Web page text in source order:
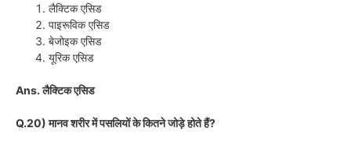
लैक्टिक एसिड
पाइरूविक एसिड
बेजोइक एसिड
यूरिक एसिड
Ans. लैक्टिक एसिड
Q.20) मानव शरीर में पसलियों के कितने जोड़े होते हैं?